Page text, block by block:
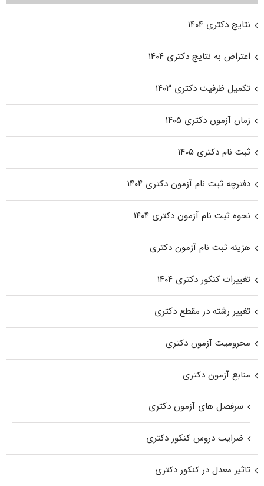
نتایج دکتری ۱۴۰۴
اعتراض به نتایج دکتری ۱۴۰۴
تکمیل ظرفیت دکتری ۱۴۰۳
زمان آزمون دکتری ۱۴۰۵
ثبت نام دکتری ۱۴۰۵
دفترچه ثبت نام آزمون دکتری ۱۴۰۴
نحوه ثبت نام آزمون دکتری ۱۴۰۴
هزینه ثبت نام آزمون دکتری
تغییرات کنکور دکتری ۱۴۰۴
تغییر رشته در مقطع دکتری
محرومیت آزمون دکتری
منابع آزمون دکتری
سرفصل های آزمون دکتری
ضرایب دروس کنکور دکتری
تاثیر معدل در کنکور دکتری